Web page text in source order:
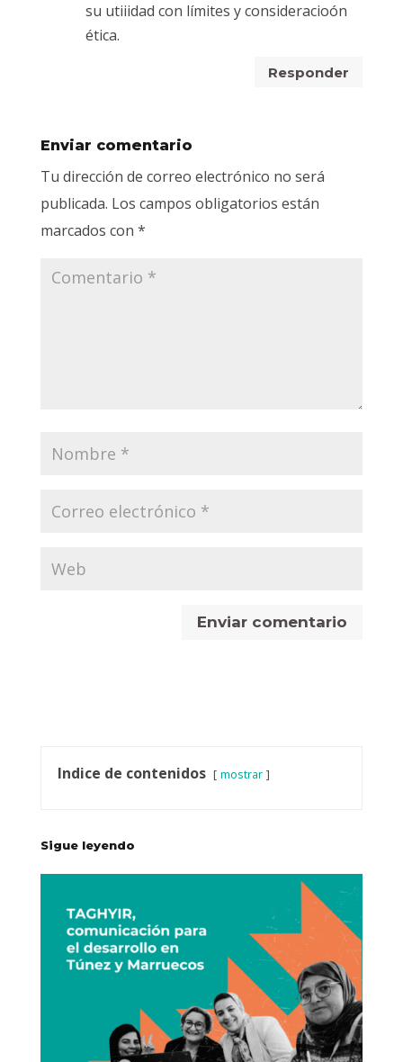
su utiiidad con límites y consideracioón
ética.
Responder
Enviar comentario
Tu dirección de correo electrónico no será
publicada. Los campos obligatorios están
marcados con *
Indice de contenidos mostrar
Sigue leyendo